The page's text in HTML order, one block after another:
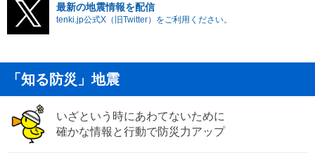
最新の地震情報を配信
tenki.jp公式X（旧Twitter）をご利用ください。
「知る防災」地震
いざという時にあわてないために
確かな情報と行動で防災力アップ